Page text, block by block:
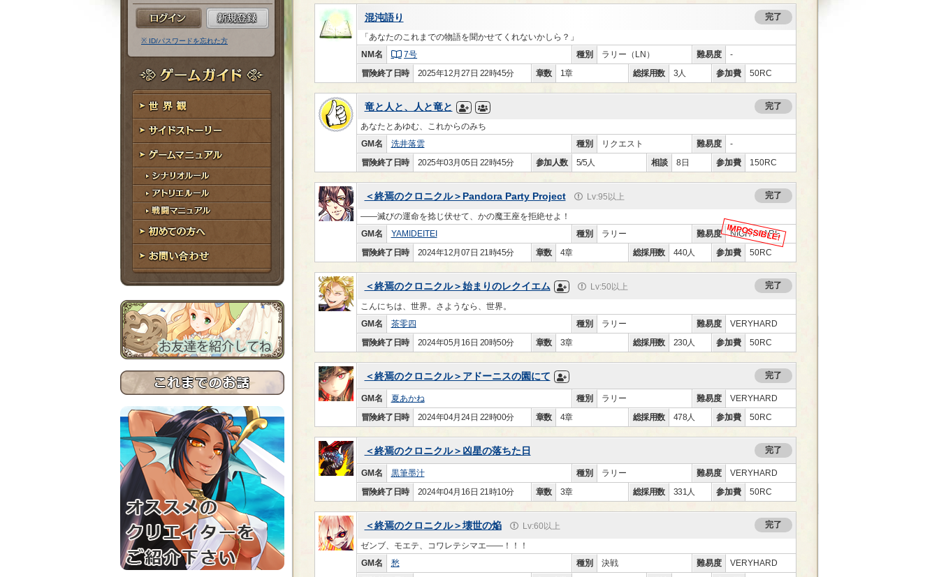
ー
ル
ア
ド
レ
ス
パ
ス
ー
ド
※ ID/パスワードを忘れた方
ゲームガイド
世界観
サイドストーリー
ゲームマニュアル
シナリオルール
アトリエルール
戦闘マニュアル
初めての方へ
お問い合わせ
混沌語り 完了
「あなたのこれまでの物語を聞かせてくれないかしら？」
NM名
7号 種別 ラリー （LN） 難易度
-
冒険終了日時
2025年12月27日 22時45分 章数 1章 総採用数 3人 参加費 50RC
竜と人と、人と竜と 完了
あなたとあゆむ、これからのみち
GM名
洗井落雲 種別 リクエスト 難易度
-
冒険終了日時
2025年03月05日 22時45分 参加人数 5/5人 相談 8日 参加費 150RC
＜終焉のクロニクル＞Pandora Party Project Lv:95以上 完了
――滅びの運命を捻じ伏せて、かの魔王座を拒絶せよ！
GM名
YAMIDEITEI 種別 ラリー 難易度
NIGHTMARE
冒険終了日時
2024年12月07日 21時45分 章数 4章 総採用数 440人 参加費 50RC
＜終焉のクロニクル＞始まりのレクイエム Lv:50以上 完了
こんにちは、世界。さようなら、世界。
GM名
茶零四 種別 ラリー 難易度
VERYHARD
冒険終了日時
2024年05月16日 20時50分 章数 3章 総採用数 230人 参加費 50RC
＜終焉のクロニクル＞アドーニスの園にて 完了
GM名 夏あかね 種別 ラリー 難易度
VERYHARD
冒険終了日時
2024年04月24日 22時00分 章数 4章 総採用数 478人 参加費 50RC
＜終焉のクロニクル＞凶星の落ちた日 完了
GM名 黒筆墨汁 種別 ラリー 難易度
VERYHARD
冒険終了日時
2024年04月16日 21時10分 章数 3章 総採用数 331人 参加費 50RC
＜終焉のクロニクル＞壊世の焔 Lv:60以上 完了
ゼンブ、モエテ、コワレテシマエ――！！！
GM名
愁 種別 決戦 難易度
VERYHARD